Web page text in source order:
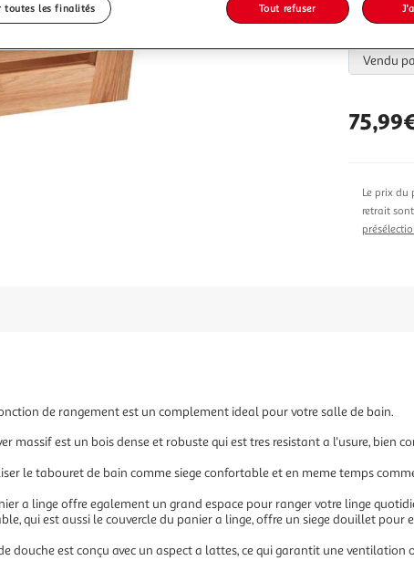
Vendu
Le prix du
retrait
de rangement est un complement ideal pour votre salle de bain.
massif est un bois dense et robuste qui est tres resistant a l'usure, bien
le tabouret de bain comme siege confortable et en meme temps
a linge offre egalement un grand espace pour ranger votre linge
qui est aussi le couvercle du panier a linge, offre un siege douillet pour
douche est conçu avec un aspect a lattes, ce qui garantit une ventilation
toutes les finalités Tout refuser